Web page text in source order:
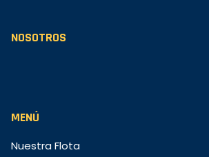
NOSOTROS
MENÚ
Nuestra Flota